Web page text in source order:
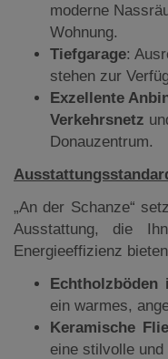
moderne
Wohnung.
Tiefgarage:
stehen zur
Exzellente
Verkehrsnetz
Donauzentrum.
„An der Schanze“
Ausstattung, die
Energieeffizienz
Echtholzböden
ein warmes,
Keramische
eine stilvolle und